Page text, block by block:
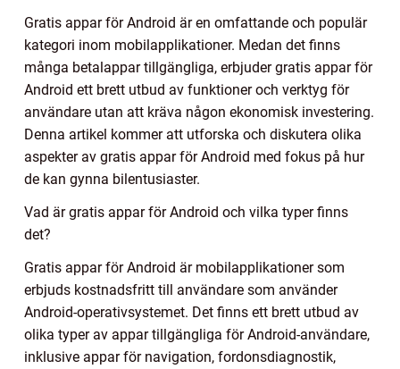
Gratis appar för Android är en omfattande och populär
kategori inom mobilapplikationer. Medan det finns
många betalappar tillgängliga, erbjuder gratis appar för
Android ett brett utbud av funktioner och verktyg för
användare utan att kräva någon ekonomisk investering.
Denna artikel kommer att utforska och diskutera olika
aspekter av gratis appar för Android med fokus på hur
de kan gynna bilentusiaster.
Vad är gratis appar för Android och vilka typer finns
det?
Gratis appar för Android är mobilapplikationer som
erbjuds kostnadsfritt till användare som använder
Android-operativsystemet. Det finns ett brett utbud av
olika typer av appar tillgängliga för Android-användare,
inklusive appar för navigation, fordonsdiagnostik,